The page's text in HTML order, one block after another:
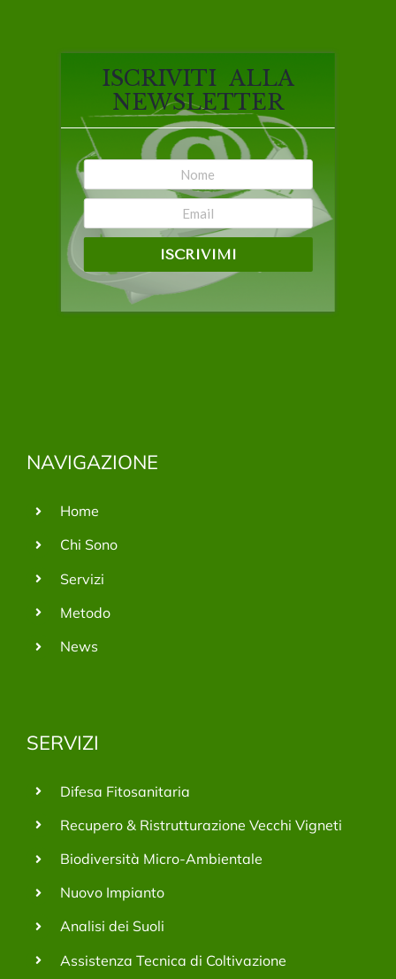
ISCRIVITI ALLA
NEWSLETTER
ISCRIVIMI
NAVIGAZIONE
Home
Chi Sono
Servizi
Metodo
News
SERVIZI
Difesa Fitosanitaria
Recupero & Ristrutturazione Vecchi Vigneti
Biodiversità Micro-Ambientale
Nuovo Impianto
Analisi dei Suoli
Assistenza Tecnica di Coltivazione